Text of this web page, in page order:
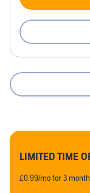
LIMITED TIME
£0.99/mo for 3